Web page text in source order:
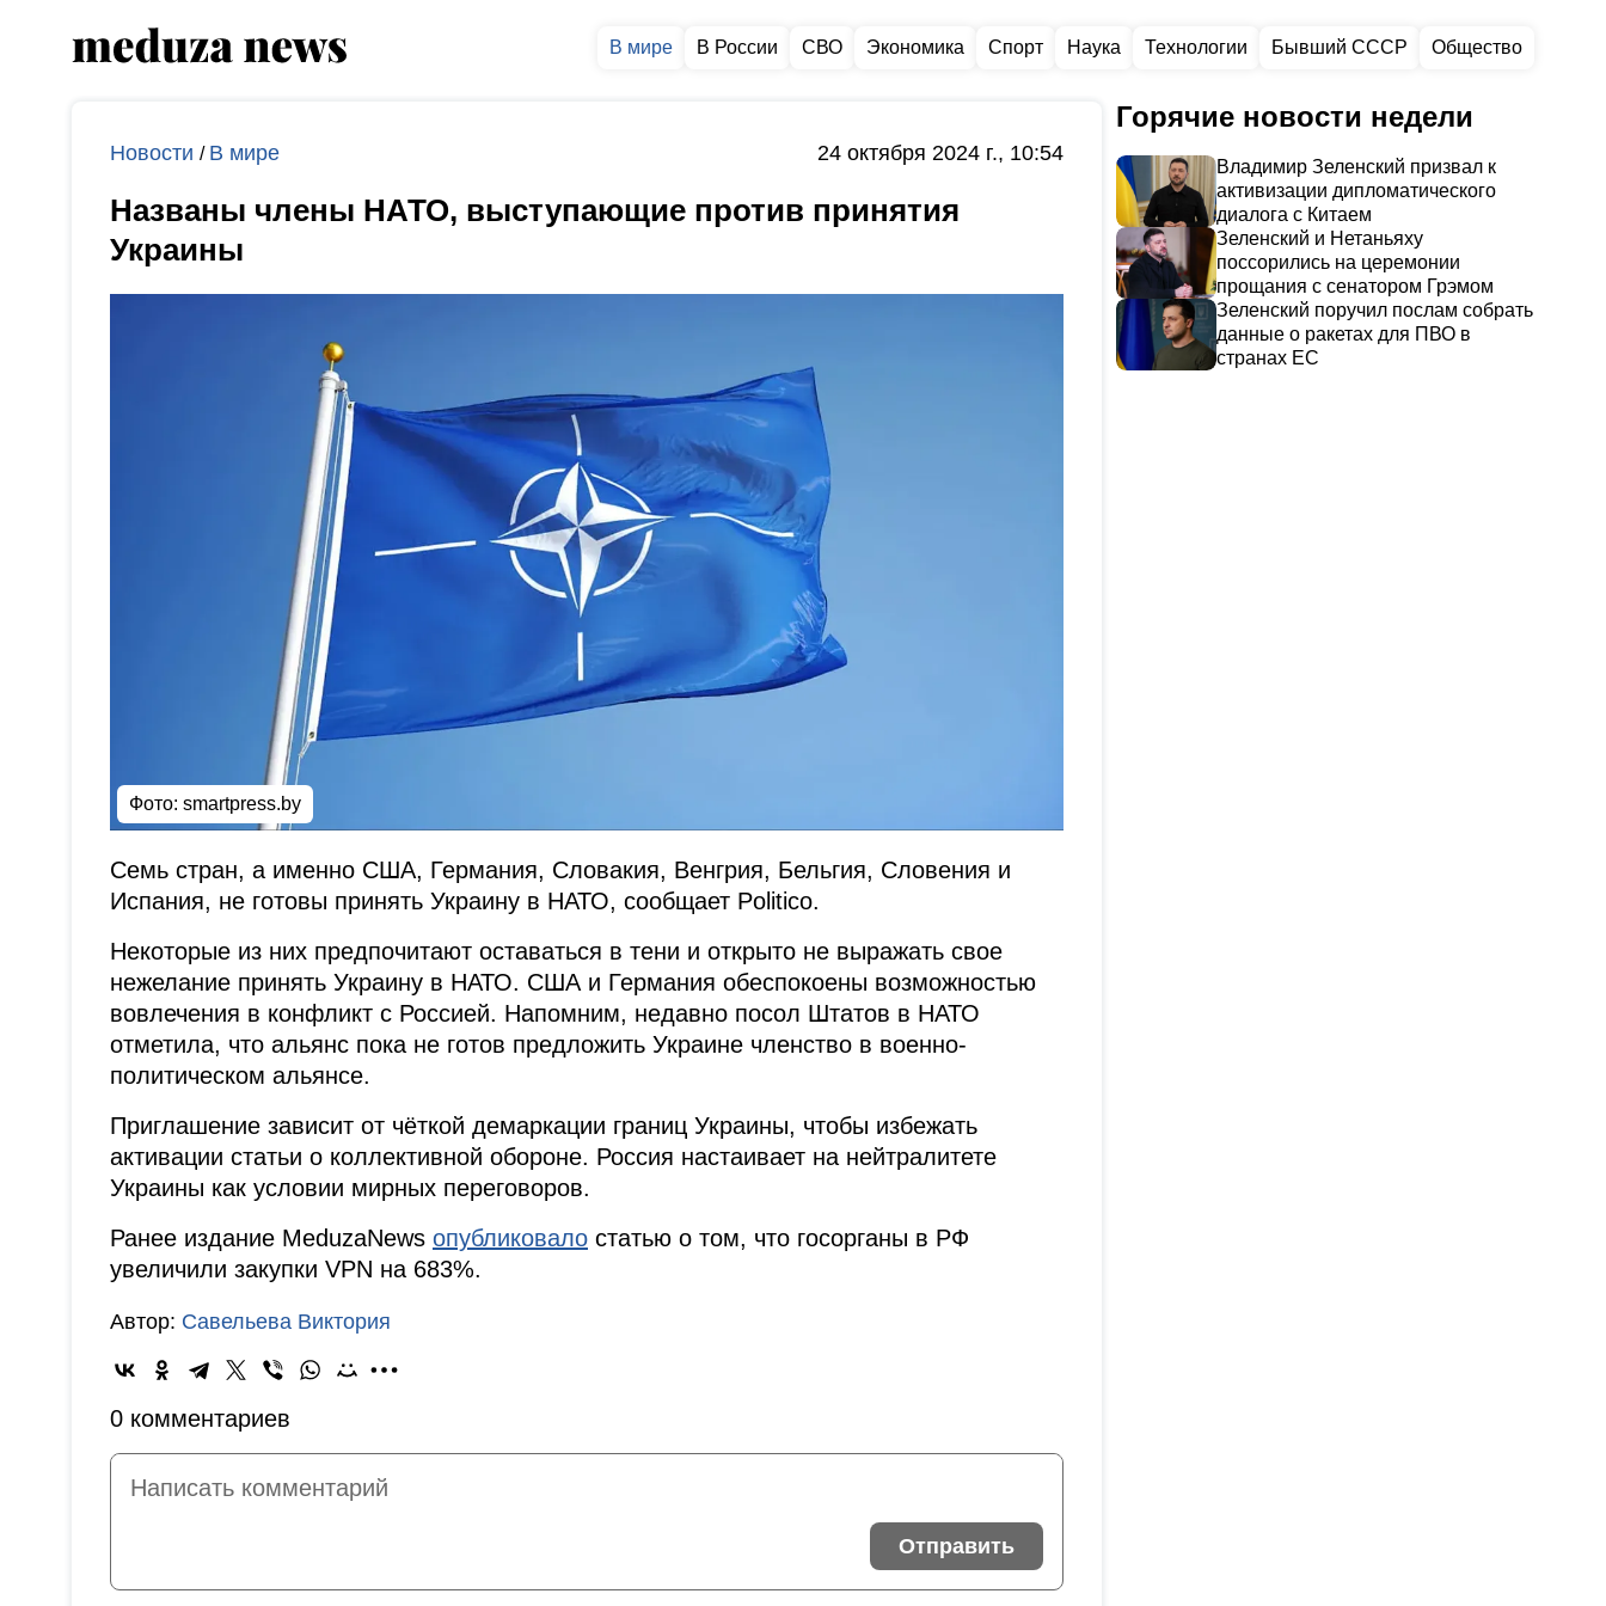
В мире В России СВО Экономика Спорт Наука Технологии Бывший СССР Общество
Новости / В мире 24 октября 2024 г., 10:54
Названы члены НАТО, выступающие против принятия
Украины
Фото: smartpress.by
Семь стран, а именно США, Германия, Словакия, Венгрия, Бельгия, Словения и
Испания, не готовы принять Украину в НАТО, сообщает Politico.
Некоторые из них предпочитают оставаться в тени и открыто не выражать свое
нежелание принять Украину в НАТО. США и Германия обеспокоены возможностью
вовлечения в конфликт с Россией. Напомним, недавно посол Штатов в НАТО
отметила, что альянс пока не готов предложить Украине членство в военно-
политическом альянсе.
Приглашение зависит от чёткой демаркации границ Украины, чтобы избежать
активации статьи о коллективной обороне. Россия настаивает на нейтралитете
Украины как условии мирных переговоров.
Ранее издание MeduzaNews опубликовало статью о том, что госорганы в РФ
увеличили закупки VPN на 683%.
Автор: Савельева Виктория
0 комментариев
Отправить
Горячие новости недели
Владимир Зеленский призвал к
активизации дипломатического
диалога с Китаем
Зеленский и Нетаньяху
поссорились на церемонии
прощания с сенатором Грэмом
Зеленский поручил послам собрать
данные о ракетах для ПВО в
странах ЕС